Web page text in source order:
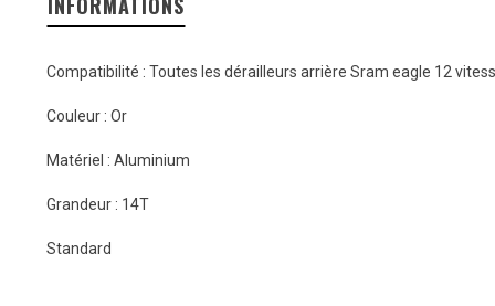
Compatibilité : Toutes les dérailleurs arrière Sram eagle 12
Couleur : Or
Matériel : Aluminium
Grandeur : 14T
Standard